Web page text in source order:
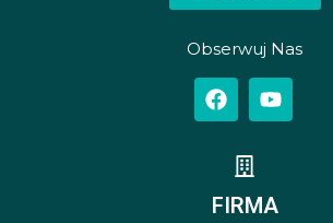
Obserwuj Nas
FIRMA